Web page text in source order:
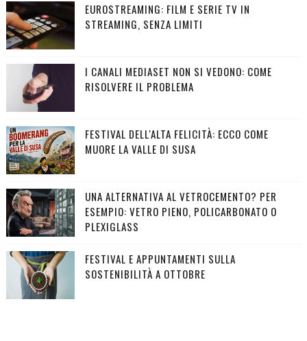
EUROSTREAMING: FILM E SERIE TV IN
STREAMING, SENZA LIMITI
I CANALI MEDIASET NON SI VEDONO: COME
RISOLVERE IL PROBLEMA
FESTIVAL DELL'ALTA FELICITÀ: ECCO COME
MUORE LA VALLE DI SUSA
UNA ALTERNATIVA AL VETROCEMENTO? PER
ESEMPIO: VETRO PIENO, POLICARBONATO O
PLEXIGLASS
FESTIVAL E APPUNTAMENTI SULLA
SOSTENIBILITÀ A OTTOBRE